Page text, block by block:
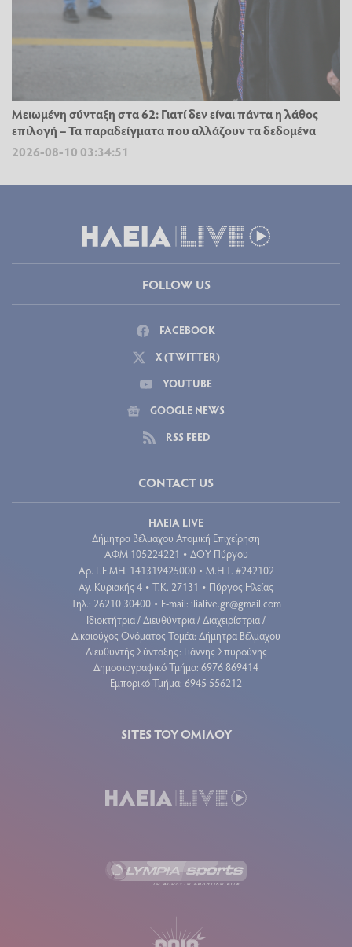
Μειωμένη σύνταξη στα 62: Γιατί δεν είναι πάντα η λάθος
επιλογή – Τα παραδείγματα που αλλάζουν τα δεδομένα
2026-08-10 03:34:51
FOLLOW US
FACEBOOK
X (TWITTER)
YOUTUBE
GOOGLE NEWS
RSS FEED
CONTACT US
ΗΛΕΙΑ LIVE
Δήμητρα Βέλμαχου Ατομική Επιχείρηση
ΑΦΜ 105224221 • ΔΟΥ Πύργου
Aρ. Γ.Ε.ΜΗ. 141319425000 • Μ.Η.Τ. #242102
Αγ. Κυριακής 4 • Τ.Κ. 27131 • Πύργος Ηλείας
Τηλ.: 26210 30400 • E-mail: ilialive.gr@gmail.com
Ιδιοκτήτρια / Διευθύντρια / Διαχειρίστρια /
Δικαιούχος Ονόματος Τομέα: Δήμητρα Βέλμαχου
Διευθυντής Σύνταξης: Γιάννης Σπυρούνης
Δημοσιογραφικό Τμήμα: 6976 869414
Εμπορικό Τμήμα: 6945 556212
SITES ΤΟΥ ΟΜΙΛΟΥ